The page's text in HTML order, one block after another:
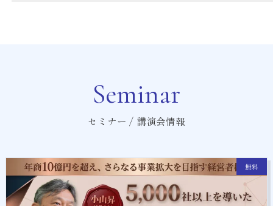
Seminar
セミナー / 講演会情報
無料